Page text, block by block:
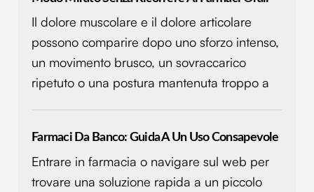
Il dolore muscolare e il dolore articolare
possono comparire dopo uno sforzo intenso,
un movimento brusco, un sovraccarico
ripetuto o una postura mantenuta troppo a
Farmaci Da Banco: Guida A Un Uso Consapevole
Entrare in farmacia o navigare sul web per
trovare una soluzione rapida a un piccolo